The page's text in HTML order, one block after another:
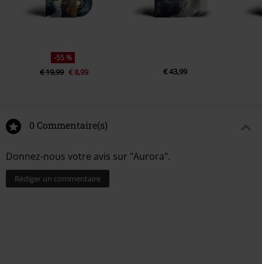
-55 %
€ 19,99 € 8,99 € 43,99
0 Commentaire(s)
Donnez-nous votre avis sur "Aurora".
Rédiger un commentaire